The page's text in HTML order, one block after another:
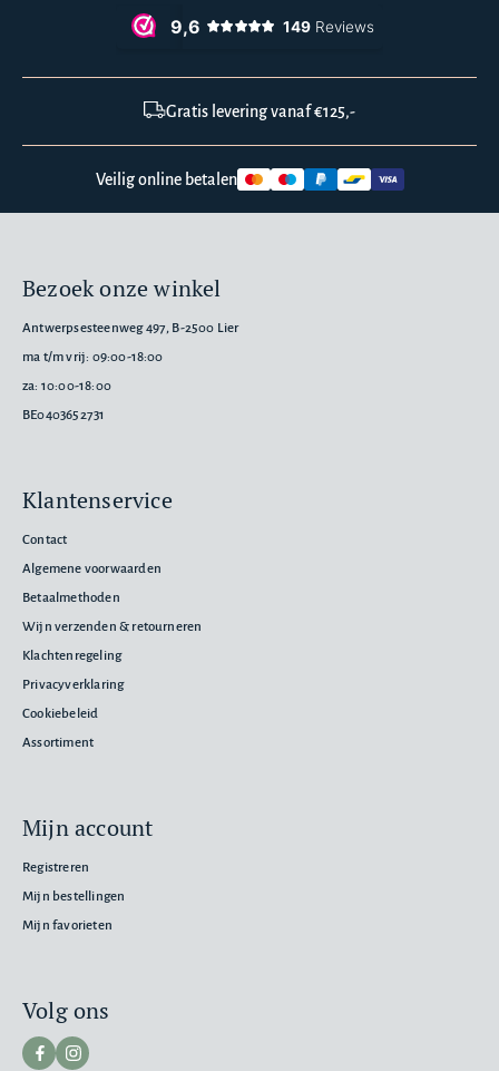
Gratis levering vanaf €125,-
Veilig online betalen
Bezoek onze winkel
Antwerpsesteenweg 497, B-2500 Lier
ma t/m vrij: 09:00-18:00
za: 10:00-18:00
BE0403652731
Klantenservice
Contact
Algemene voorwaarden
Betaalmethoden
Wijn verzenden & retourneren
Klachtenregeling
Privacyverklaring
Cookiebeleid
Assortiment
Mijn account
Registreren
Mijn bestellingen
Mijn favorieten
Volg ons